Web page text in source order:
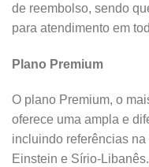
de reembolso, sendo
para atendimento em
Plano Premium
O plano Premium, o
oferece uma ampla e
incluindo referências
Einstein e Sírio-